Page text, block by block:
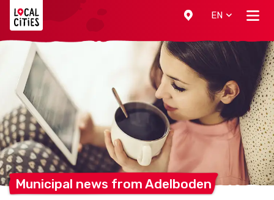
EN
Municipal news from Adelboden